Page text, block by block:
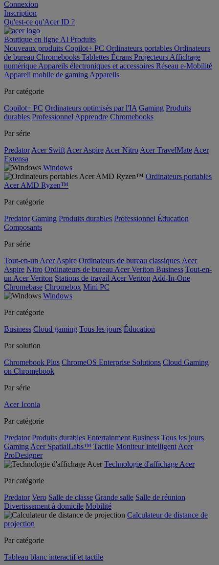
Connexion
Inscription
Qu'est-ce qu'Acer ID ?
Boutique en ligne AI Produits
Nouveaux produits Copilot+ PC Ordinateurs portables Ordinateurs
de bureau Chromebooks Tablettes Écrans Projecteurs Affichage
numérique Appareils électroniques et accessoires Réseau e-Mobilité
Appareil mobile de gaming Appareils
Par catégorie
Copilot+ PC Ordinateurs optimisés par l'IA Gaming Produits
durables Professionnel Apprendre Chromebooks
Par série
Predator Acer Swift Acer Aspire Acer Nitro Acer TravelMate Acer
Extensa
Windows
Ordinateurs portables
Acer AMD Ryzen™
Par catégorie
Predator Gaming Produits durables Professionnel Éducation
Composants
Par série
Tout-en-un Acer Aspire Ordinateurs de bureau classiques Acer
Aspire Nitro Ordinateurs de bureau Acer Veriton Business Tout-en-
un Acer Veriton Stations de travail Acer Veriton Add-In-One
Chromebase Chromebox Mini PC
Windows
Par catégorie
Business Cloud gaming Tous les jours Éducation
Par solution
Chromebook Plus ChromeOS Enterprise Solutions Cloud Gaming
on Chromebook
Par série
Acer Iconia
Par catégorie
Predator Produits durables Entertainment Business Tous les jours
Gaming Acer SpatialLabs™ Tactile Moniteur intelligent Acer
ProDesigner
Technologie d'affichage Acer
Par catégorie
Predator Vero Salle de classe Grande salle Salle de réunion
Divertissement à domicile Mobilité
Calculateur de distance de
projection
Par catégorie
Tableau blanc interactif et tactile